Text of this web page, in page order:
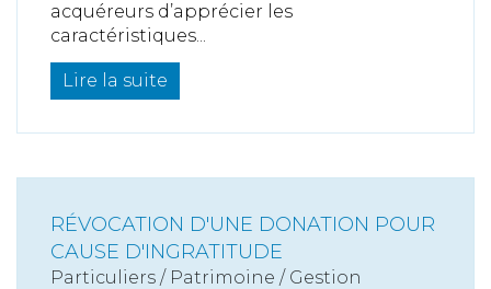
acquéreurs d’apprécier les
caractéristiques...
Lire la suite
RÉVOCATION D'UNE DONATION POUR
CAUSE D'INGRATITUDE
Particuliers / Patrimoine / Gestion